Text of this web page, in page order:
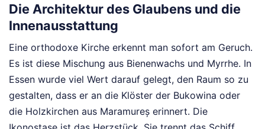
Die Architektur des Glaubens und die
Innenausstattung
Eine orthodoxe Kirche erkennt man sofort am Geruch.
Es ist diese Mischung aus Bienenwachs und Myrrhe. In
Essen wurde viel Wert darauf gelegt, den Raum so zu
gestalten, dass er an die Klöster der Bukowina oder
die Holzkirchen aus Maramureș erinnert. Die